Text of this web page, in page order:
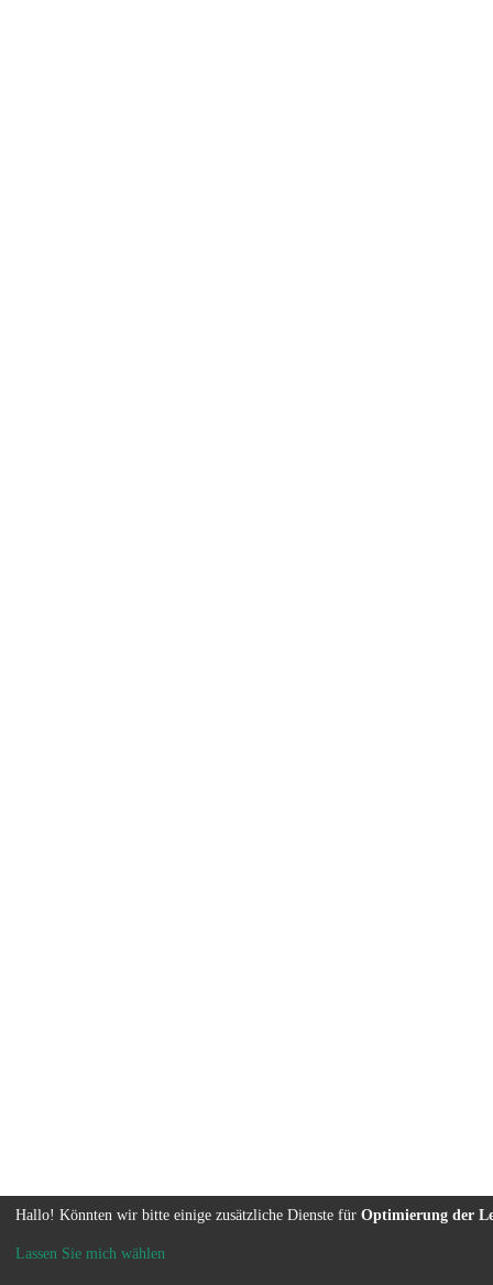
Hallo! Könnten wir bitte einige zusätzliche Dienste für Optimierung der
Lassen Sie mich wählen